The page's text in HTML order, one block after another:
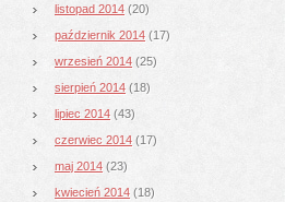
listopad 2014 (20)
październik 2014 (17)
wrzesień 2014 (25)
sierpień 2014 (18)
lipiec 2014 (43)
czerwiec 2014 (17)
maj 2014 (23)
kwiecień 2014 (18)